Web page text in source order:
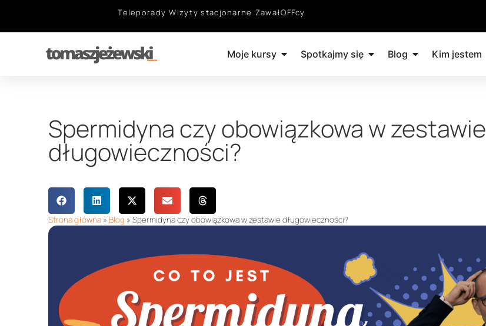
Teleporady Wizyty stacjonarne ZawałOFFcy
Moje kursy Spotkajmy się Blog Kim jestem
Spermidyna czy obowiązkowa w zestawie
długowieczności?
Strona główna » Blog » Spermidyna czy obowiązkowa w zestawie długowieczności?